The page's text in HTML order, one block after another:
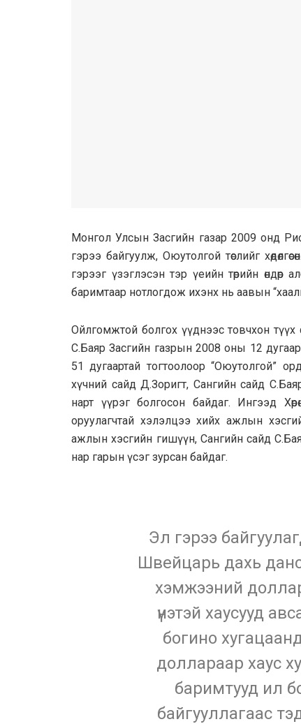
Монгол Улсын Засгийн газар 2009 онд
гэрээ байгуулж, Оюутолгой төслийг
гэрээг үзэглэсэн тэр үеийн төрийн
баримтаар нотлогдож ихэнх нь аавын
Ойлгомжтой болгох үүднээс товчхон түүх
С.Баяр Засгийн газрын 2008 оны 12 дугаар
51 дугаартай тогтоолоор “Оюутолгой”
хүчний сайд Д.Зоригт, Сангийн сайд
нарт үүрэг болгосон байдаг. Ингээд
оруулагчтай хэлэлцээ хийх ажлын
ажлын хэсгийн гишүүн, Сангийн сайд
нар гарын үсэг зурсан байдаг.
Эл гэрээ
Швейцарь дахь
хэмжээний
үнэтэй хаусууд
богино
доллараар хаус
баримтууд ил
байгууллагаас